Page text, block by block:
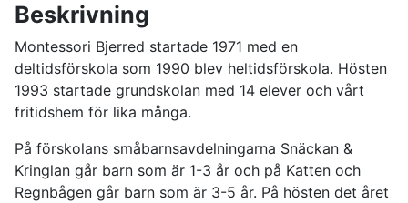
Beskrivning
Montessori Bjerred startade 1971 med en
deltidsförskola som 1990 blev heltidsförskola. Hösten
1993 startade grundskolan med 14 elever och vårt
fritidshem för lika många.
På förskolans småbarnsavdelningarna Snäckan &
Kringlan går barn som är 1-3 år och på Katten och
Regnbågen går barn som är 3-5 år. På hösten det året